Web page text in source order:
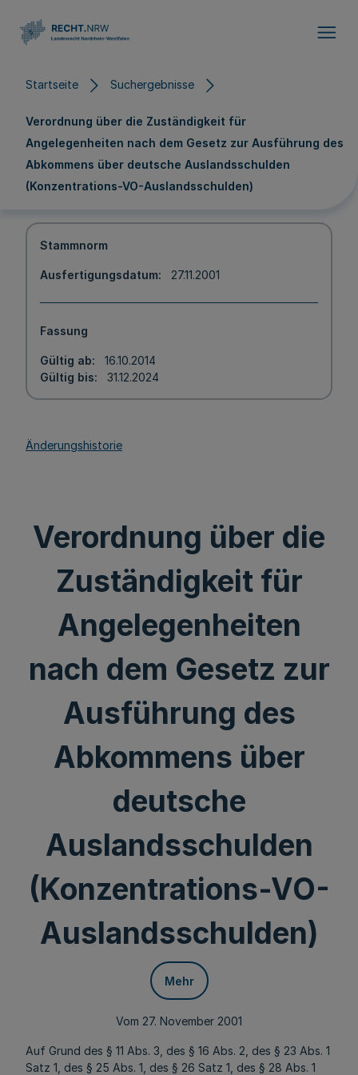
Startseite Suchergebnisse
Verordnung über die Zuständigkeit für
Angelegenheiten nach dem Gesetz zur Ausführung des
Abkommens über deutsche Auslandsschulden
(Konzentrations-VO-Auslandsschulden)
Stammnorm
Ausfertigungsdatum 27.11.2001
Fassung
Gültig ab
16.10.2014
Gültig bis
31.12.2024
Änderungshistorie
Verordnung über die
Zuständigkeit für
Angelegenheiten
nach dem Gesetz zur
Ausführung des
Abkommens über
deutsche
Auslandsschulden
(Konzentrations-VO-
Auslandsschulden)
Mehr
Vom 27. November 2001
Auf Grund des § 11 Abs. 3, des § 16 Abs. 2, des § 23 Abs. 1
Satz 1, des § 25 Abs. 1, des § 26 Satz 1, des § 28 Abs. 1